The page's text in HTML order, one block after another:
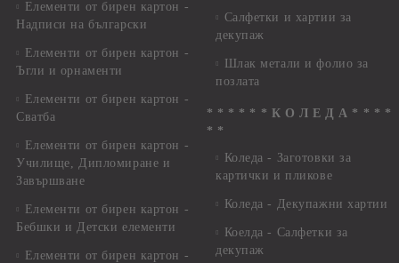
Елементи от бирен картон -
Надписи на български
Елементи от бирен картон -
Ъгли и орнаменти
Елементи от бирен картон -
Сватба
Елементи от бирен картон -
Училище, Дипломиране и
Завършване
Елементи от бирен картон -
Бебшки и Детски елементи
Елементи от бирен картон -
Салфетки и хартии за
декупаж
Шлак метали и фолио за
позлата
* * * * * * К О Л Е Д А * * * *
* *
Коледа - Заготовки за
картички и пликове
Коледа - Декупажни хартии
Коелда - Салфетки за
декупаж